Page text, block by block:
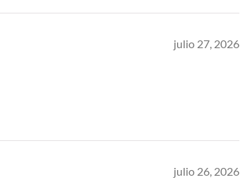
julio 27, 2026
julio 26, 2026